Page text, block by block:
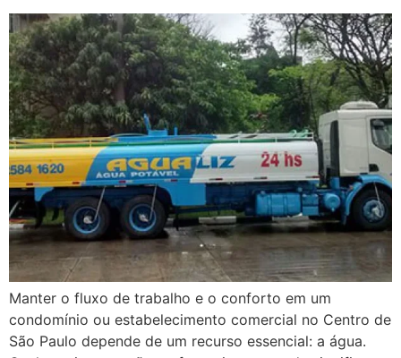
Manter o fluxo de trabalho e o conforto em um
condomínio ou estabelecimento comercial no Centro de
São Paulo depende de um recurso essencial: a água.